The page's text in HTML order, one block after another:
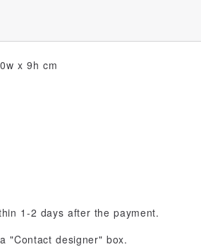
x 9h cm
1-2 days after the payment.
"Contact designer" box.